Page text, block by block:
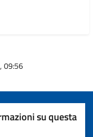
09:56
su questa